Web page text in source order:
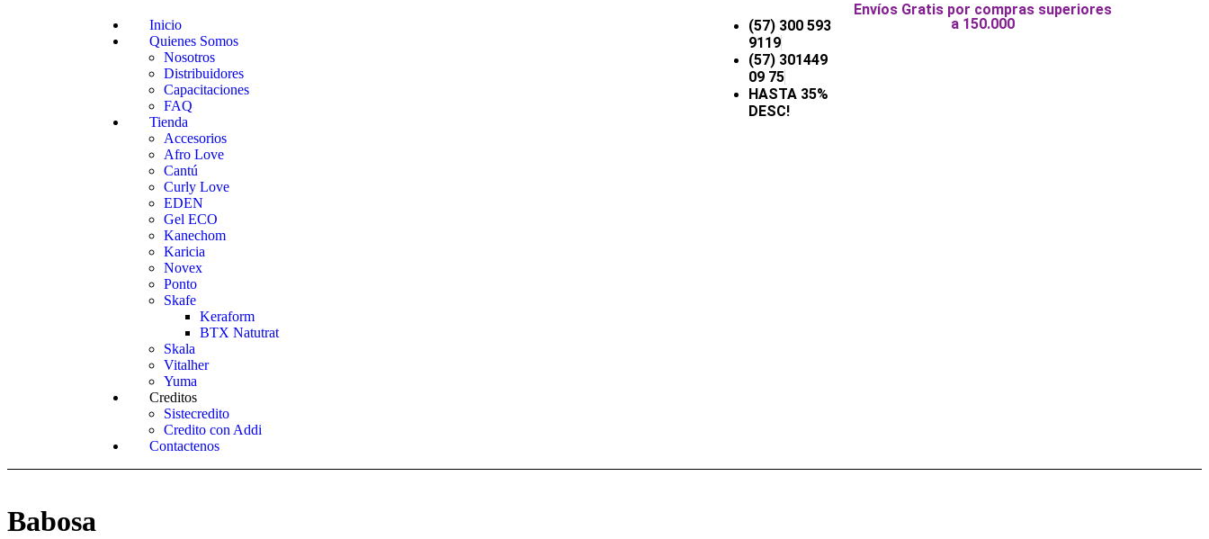
Inicio
Quienes Somos
Nosotros
Distribuidores
Capacitaciones
FAQ
Tienda
Accesorios
Afro Love
Cantú
Curly Love
EDEN
Gel ECO
Kanechom
Karicia
Novex
Ponto
Skafe
Keraform
BTX Natutrat
Skala
Vitalher
Yuma
Creditos
Sistecredito
Credito con Addi
Contactenos
(57) 300 593
9119
(57) 301449
09 75
HASTA 35%
DESC!
Envíos Gratis por compras superiores
a 150.000
Babosa